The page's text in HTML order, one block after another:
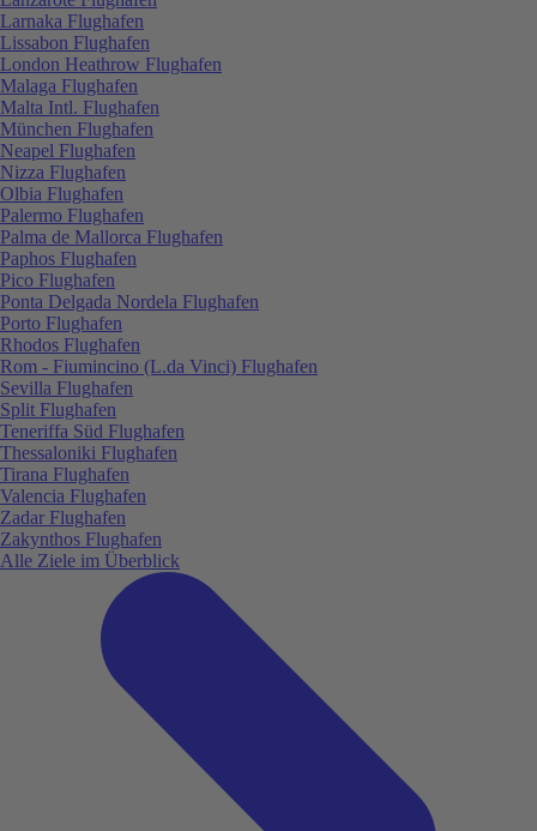
Larnaka Flughafen
Lissabon Flughafen
London Heathrow Flughafen
Malaga Flughafen
Malta Intl. Flughafen
München Flughafen
Neapel Flughafen
Nizza Flughafen
Olbia Flughafen
Palermo Flughafen
Palma de Mallorca Flughafen
Paphos Flughafen
Pico Flughafen
Ponta Delgada Nordela Flughafen
Porto Flughafen
Rhodos Flughafen
Rom - Fiumincino (L.da Vinci) Flughafen
Sevilla Flughafen
Split Flughafen
Teneriffa Süd Flughafen
Thessaloniki Flughafen
Tirana Flughafen
Valencia Flughafen
Zadar Flughafen
Zakynthos Flughafen
Alle Ziele im Überblick